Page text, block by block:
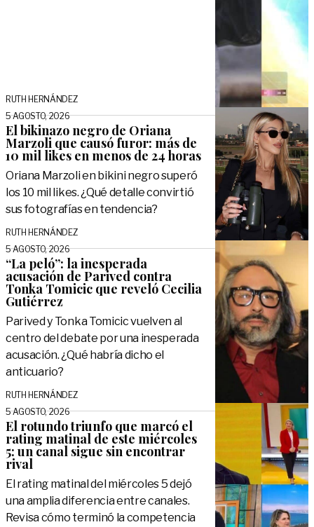
RUTH HERNÁNDEZ
5 AGOSTO, 2026
El bikinazo negro de Oriana
Marzoli que causó furor: más de
10 mil likes en menos de 24 horas
Oriana Marzoli en bikini negro superó
los 10 mil likes. ¿Qué detalle convirtió
sus fotografías en tendencia?
RUTH HERNÁNDEZ
5 AGOSTO, 2026
“La peló”: la inesperada
acusación de Parived contra
Tonka Tomicic que reveló Cecilia
Gutiérrez
Parived y Tonka Tomicic vuelven al
centro del debate por una inesperada
acusación. ¿Qué habría dicho el
anticuario?
RUTH HERNÁNDEZ
5 AGOSTO, 2026
El rotundo triunfo que marcó el
rating matinal de este miércoles
5: un canal sigue sin encontrar
rival
El rating matinal del miércoles 5 dejó
una amplia diferencia entre canales.
Revisa cómo terminó la competencia